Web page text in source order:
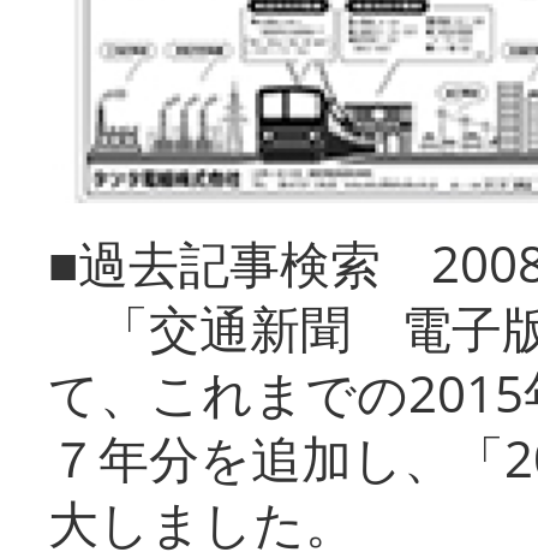
■過去記事検索
「交通新聞 電子
て、これまでの
７年分を追加し、「
大しまし